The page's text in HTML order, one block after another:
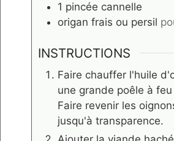
1 pincée cannelle
origan frais ou persil
INSTRUCTIONS
Faire chauffer l'huile
une grande poêle à
Faire revenir les
jusqu'à transparence.